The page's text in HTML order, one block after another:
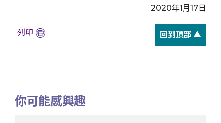
2020年1月17日
列印 回到頂部 ▲
你可能感興趣